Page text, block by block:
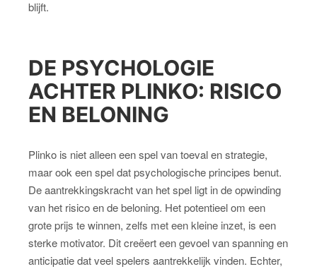
blijft.
DE PSYCHOLOGIE
ACHTER PLINKO: RISICO
EN BELONING
Plinko is niet alleen een spel van toeval en strategie,
maar ook een spel dat psychologische principes benut.
De aantrekkingskracht van het spel ligt in de opwinding
van het risico en de beloning. Het potentieel om een
grote prijs te winnen, zelfs met een kleine inzet, is een
sterke motivator. Dit creëert een gevoel van spanning en
anticipatie dat veel spelers aantrekkelijk vinden. Echter,